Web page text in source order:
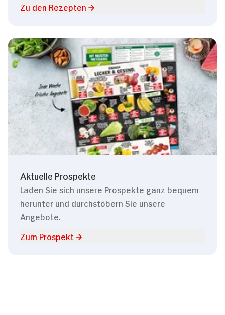
Zu den Rezepten
Aktuelle Prospekte
Laden Sie sich unsere Prospekte ganz bequem
herunter und durchstöbern Sie unsere
Angebote.
Zum Prospekt